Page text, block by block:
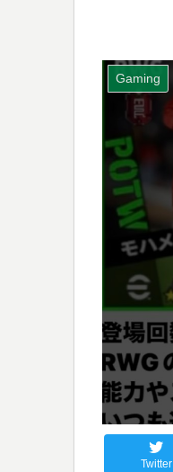
Gaming
Twitter